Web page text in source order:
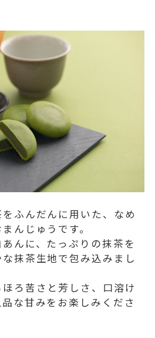
ふんだんに用いた、なめ
んじゅうです。
んに、たっぷりの抹茶を
抹茶生地で包み込みまし
ろ苦さと芳しさ、口溶け
な甘みをお楽しみくださ